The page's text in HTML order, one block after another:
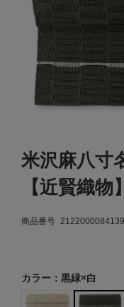
米沢麻八寸
【近賢織物】
商品番号 2122000084139
カラー：黒緑×白